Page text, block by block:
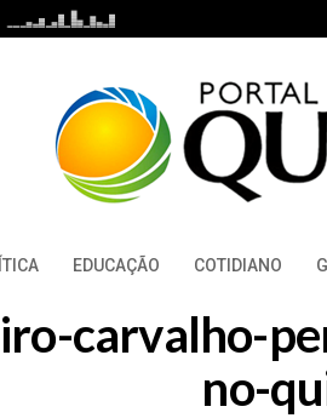
EDUCAÇÃO COTIDIANO
carvalho-
no-